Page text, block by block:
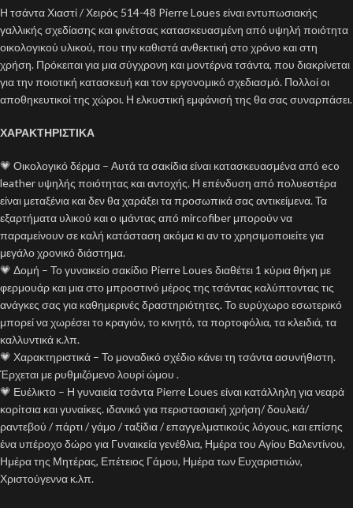
Η τσάντα Χιαστί / Χειρός 514-48 Pierre Loues είναι εντυπωσιακής
γαλλικής σχεδίασης και φινέτσας κατασκευασμένη από υψηλή ποιότητα
οικολογικού υλικού, που την καθιστά ανθεκτική στο χρόνο και στη
χρήση. Πρόκειται για μια σύγχρονη και μοντέρνα τσάντα, που διακρίνεται
για την ποιοτική κατασκευή και τον εργονομικό σχεδιασμό. Πολλοί οι
αποθηκευτικοί της χώροι. Η ελκυστική εμφάνισή της θα σας συναρπάσει.
ΧΑΡΑΚΤΗΡΙΣΤΙΚΑ
💗 Οικολογικό δέρμα – Αυτά τα σακίδια είναι κατασκευασμένα από eco
leather υψηλής ποιότητας και αντοχής. Η επένδυση από πολυεστέρα
είναι μεταξένια και δεν θα χαράξει τα προσωπικά σας αντικείμενα. Τα
εξαρτήματα υλικού και ο ιμάντας από mircofiber μπορούν να
παραμείνουν σε καλή κατάσταση ακόμα κι αν το χρησιμοποιείτε για
μεγάλο χρονικό διάστημα.
💗 Δομή – Το γυναικείο σακίδιο Pierre Loues διαθέτει 1 κύρια θήκη με
φερμουάρ και μια στο μπροστινό μέρος της τσάντας καλύπτοντας τις
ανάγκες σας για καθημερινές δραστηριότητες. Το ευρύχωρο εσωτερικό
μπορεί να χωρέσει το κραγιόν, το κινητό, τα πορτοφόλια, τα κλειδιά, τα
καλλυντικά κ.λπ.
💗 Χαρακτηριστικά – Το μοναδικό σχέδιο κάνει τη τσάντα ασυνήθιστη.
Έρχεται με ρυθμιζόμενο λουρί ώμου .
💗 Ευέλικτο – Η γυναιεία τσάντα Pierre Loues είναι κατάλληλη για νεαρά
κορίτσια και γυναίκες. ιδανικό για περιστασιακή χρήση/ δουλειά/
ραντεβού / πάρτι / γάμο / ταξίδια / επαγγελματικούς λόγους, και επίσης
ένα υπέροχο δώρο για Γυναικεία γενέθλια, Ημέρα του Αγίου Βαλεντίνου,
Ημέρα της Μητέρας, Επέτειος Γάμου, Ημέρα των Ευχαριστιών,
Χριστούγεννα κ.λπ.